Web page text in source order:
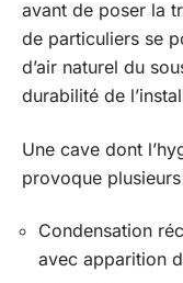
avant de poser la
de particuliers se
d’air naturel du
durabilité de
Une cave dont
provoque
Condensation
avec apparition